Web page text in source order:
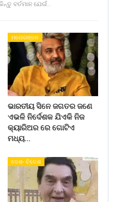
ବର୍ତମାନ ଯେଉଁ…
ମନୋରଞ୍ଜନ
ଭାରତୀୟ ସିନେ ଜଗତର ଜଣେ
ଏଭଳି ନିର୍ଦେଶକ ଯିଏକି ନିଜ
କ୍ୟାରିଅର ରେ ଗୋଟିଏ
ମଧ୍ୟ…
ଦେଶ- ବିଦେଶ